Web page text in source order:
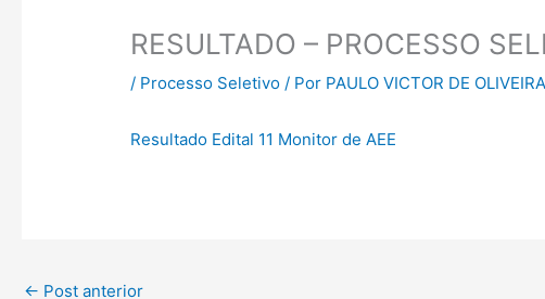
RESULTADO – PROCESSO
/ Processo Seletivo / Por PAULO VICTOR DE OLIVEIRA
Resultado Edital 11 Monitor de AEE
← Post anterior